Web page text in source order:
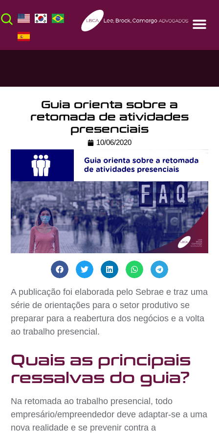
Guia orienta sobre a
retomada de atividades
presenciais
10/06/2020
A publicação foi elaborada pelo Sebrae e traz uma
série de orientações para o setor produtivo se
preparar para a reabertura dos negócios e a volta
ao trabalho presencial.
Quais as principais
ressalvas do guia?
Na retomada ao trabalho presencial, todo
empresário/empreendedor deve adaptar-se a uma
nova realidade e se prevenir contra a